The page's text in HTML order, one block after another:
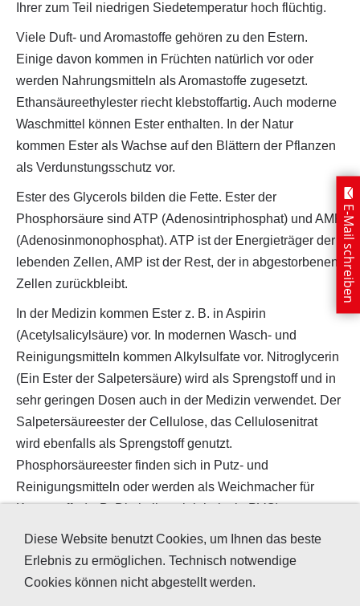
Ihrer zum Teil niedrigen Siedetemperatur hoch flüchtig.
Viele Duft- und Aromastoffe gehören zu den Estern.
Einige davon kommen in Früchten natürlich vor oder
werden Nahrungsmitteln als Aromastoffe zugesetzt.
Ethansäureethylester riecht klebstoffartig. Auch moderne
Waschmittel können Ester enthalten. In der Natur
kommen Ester als Wachse auf den Blättern der Pflanzen
als Verdunstungsschutz vor.
Ester des Glycerols bilden die Fette. Ester der
Phosphorsäure sind ATP (Adenosintriphosphat) und AMP
(Adenosinmonophosphat). ATP ist der Energieträger der
lebenden Zellen, AMP ist der Rest, der in abgestorbenen
Zellen zurückbleibt.
In der Medizin kommen Ester z. B. in Aspirin
(Acetylsalicylsäure) vor. In modernen Wasch- und
Reinigungsmitteln kommen Alkylsulfate vor. Nitroglycerin
(Ein Ester der Salpetersäure) wird als Sprengstoff und in
sehr geringen Dosen auch in der Medizin verwendet. Der
Salpetersäureester der Cellulose, das Cellulosenitrat
wird ebenfalls als Sprengstoff genutzt.
Phosphorsäureester finden sich in Putz- und
Reinigungsmitteln oder werden als Weichmacher für
Kunststoffe (z. B. Diethylhexylphthalat in PVC)
Auch Polyethylenterephthalat (z. B. PET-Flaschen,
E-Mail schreiben
Diese Website benutzt Cookies, um Ihnen das beste
Erlebnis zu ermöglichen. Technisch notwendige
Cookies können nicht abgestellt werden.